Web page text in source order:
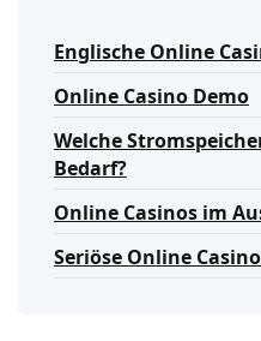
Englische Online
Online Casino Demo
Welche
Bedarf?
Online Casinos im
Seriöse Online